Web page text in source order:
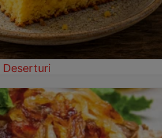
Deserturi